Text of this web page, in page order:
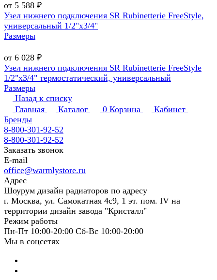
от 5 588 ₽
Узел нижнего подключения SR Rubinetterie FreeStyle,
универсальный 1/2"х3/4"
Размеры
от 6 028 ₽
Узел нижнего подключения SR Rubinetterie FreeStyle
1/2"х3/4" термостатический, универсальный
Размеры
Назад к списку
Главная
Каталог 0 Корзина
Кабинет
Бренды
8-800-301-92-52
8-800-301-92-52
Заказать звонок
E-mail
office@warmlystore.ru
Адрес
Шоурум дизайн радиаторов по адресу
г. Москва, ул. Самокатная 4с9, 1 эт. пом. IV на
территории дизайн завода "Кристалл"
Режим работы
Пн-Пт 10:00-20:00 Сб-Вс 10:00-20:00
Мы в соцсетях